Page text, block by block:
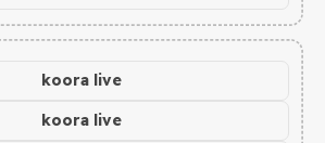
koora live
koora live